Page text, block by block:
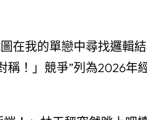
圖在我的單戀中尋找邏輯
稱！」競爭”列為2026